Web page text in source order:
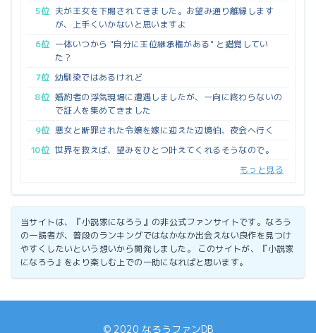
5位 夫が王女を下賜されてきました。お望み通り離縁します
が、上手くいかないと思いますよ
6位 一体いつから "自分に王位継承権がある" と錯覚してい
た？
7位 幼馴染ではあるけれど
8位 婚約者の浮気現場に遭遇しましたが、一向に終わらないの
で証人を集めてきました
9位 悪女と断罪された令嬢を嫁に迎えた辺境伯、夜会へ行く
10位 世界を救えば、望みをひとつ叶えてくれるそうなので。
もっと見る
当サイトは、『小説家になろう』の非公式ファンサイトです。なろう
の一読者が、普段のランキングではなかなか出会えない良作を見つけ
やすくしたいという想いから開発しました。 このサイトが、『小説家
になろう』をより楽しむ上での一助になればと思います。
© 2020 なろうファンDB